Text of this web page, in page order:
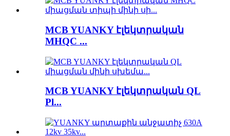
MCB YUANKY էլեկտրական
MHQC ...
MCB YUANKY էլեկտրական QL
Pl...